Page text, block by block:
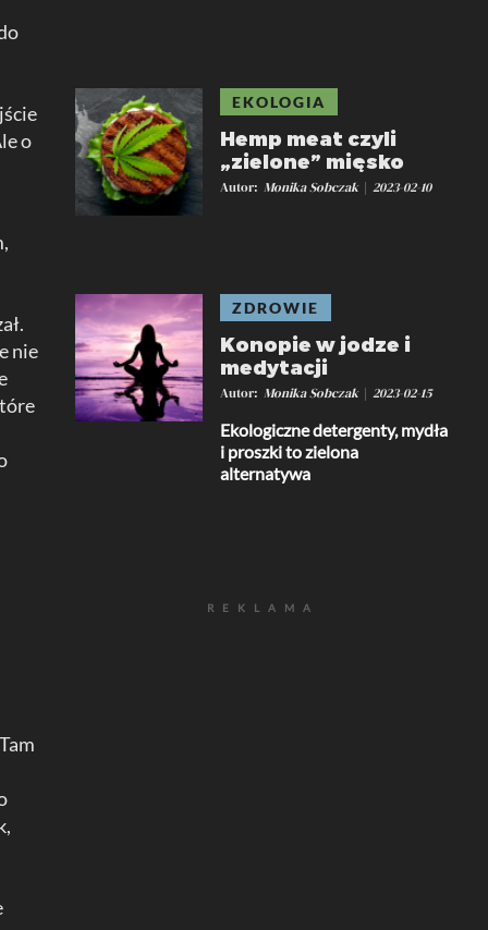
o
nie
EKOLOGIA
Hemp meat czyli
„zielone” mięsko
Autor Monika Sobczak 2023-02-10
ZDROWIE
Konopie w jodze i
medytacji
Autor Monika Sobczak 2023-02-15
Ekologiczne detergenty, mydła
i proszki to zielona
alternatywa
REKLAMA